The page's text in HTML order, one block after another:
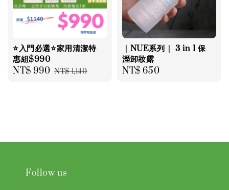
⭐️入門必選⭐️家用清潔特
惠組$990
Sale
NT$ 990 Regular
NT$ 1,140
｜NUE系列｜ 3 in 1 保
溼卸妝露
Regular
NT$ 650
Follow us